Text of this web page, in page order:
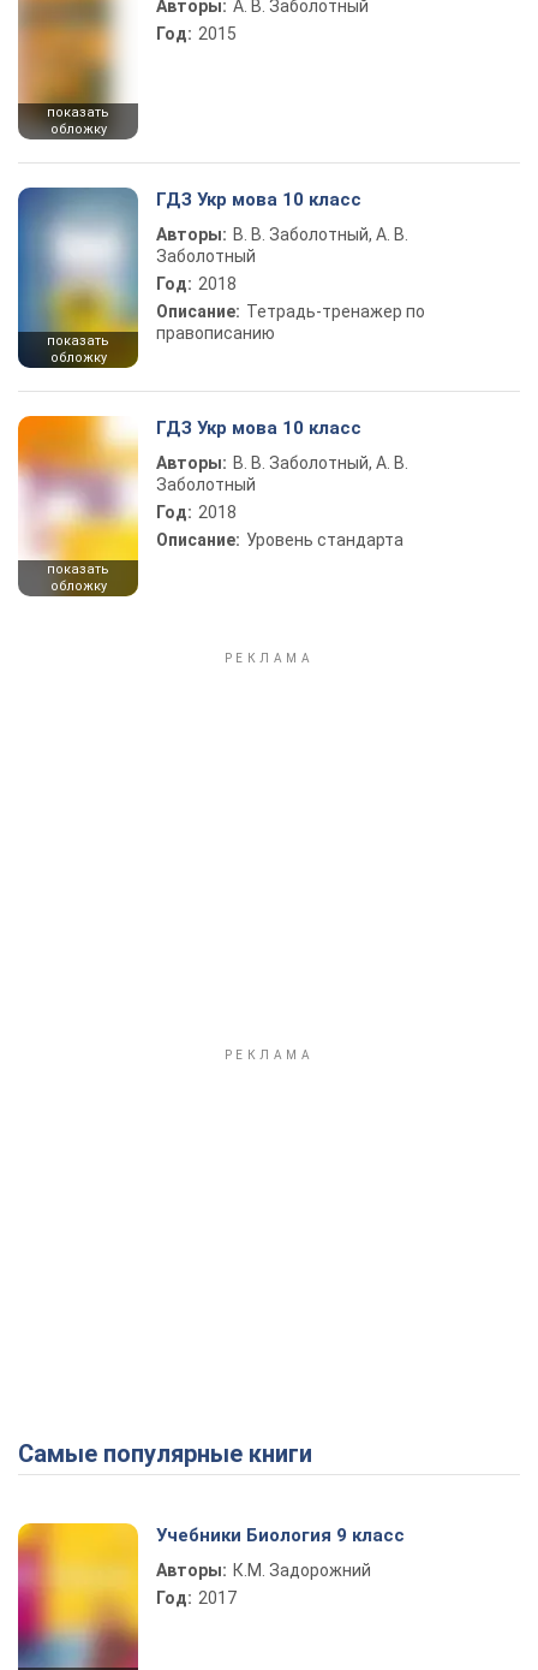
показать
обложку
Авторы: А. В. Заболотный
Год: 2015
показать
обложку
ГДЗ Укр мова 10 класс
Авторы: В. В. Заболотный, А. В.
Заболотный
Год: 2018
Описание: Тетрадь-тренажер по
правописанию
показать
обложку
ГДЗ Укр мова 10 класс
Авторы: В. В. Заболотный, А. В.
Заболотный
Год: 2018
Описание: Уровень стандарта
Самые популярные книги
Учебники Биология 9 класс
Авторы: К.М. Задорожний
Год: 2017